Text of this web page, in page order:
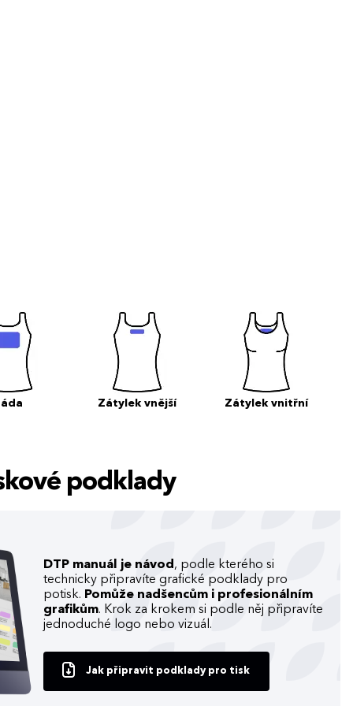
Funkční, Volný čas, Letní trička
Zátylek vnější Zátylek vnitřní
podklady
DTP manuál je návod , podle kterého si
technicky připravíte grafické podklady pro
potisk. Pomůže nadšencům i profesionálním
grafikům. Krok za krokem si podle něj připravíte
jednoduché logo nebo vizuál.
Jak připravit podklady pro tisk